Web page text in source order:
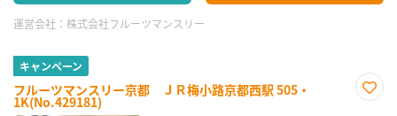
運営会社： 株式会社フルーツマンスリー
キャンペーン
フルーツマンスリー京都 ＪＲ梅小路京都西駅 505・
1K(No.429181)